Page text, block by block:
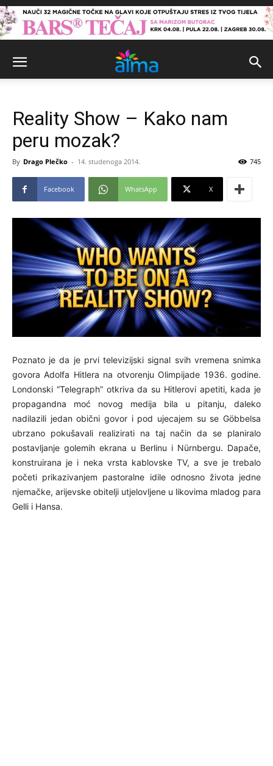
Reality Show – Kako nam
peru mozak?
By Drago Plečko - 14. studenoga 2014. 745
Facebook WhatsApp X
Poznato je da je prvi televizijski signal svih vremena snimka
govora Adolfa Hitlera na otvorenju Olimpijade 1936. godine.
Londonski “Telegraph” otkriva da su Hitlerovi apetiti, kada je
propagandna moć novog medija bila u pitanju, daleko
nadilazili jedan obični govor i pod ujecajem su se Göbbelsa
ubrzano pokušavali realizirati na taj način da se planiralo
postavljanje golemih ekrana u Berlinu i Nürnbergu. Dapače,
konstruirana je i neka vrsta kablovske TV, a sve je trebalo
početi prikazivanjem pastoralne idile odnosno života jedne
njemačke, arijevske obitelji utjelovljene u likovima mladog para
Gelli i Hansa.